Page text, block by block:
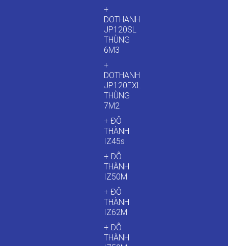
+
DOTHANH
JP120SL
THÙNG
6M3
+
DOTHANH
JP120EXL
THÙNG
7M2
+ ĐÔ
THÀNH
IZ45s
+ ĐÔ
THÀNH
IZ50M
+ ĐÔ
THÀNH
IZ62M
+ ĐÔ
THÀNH